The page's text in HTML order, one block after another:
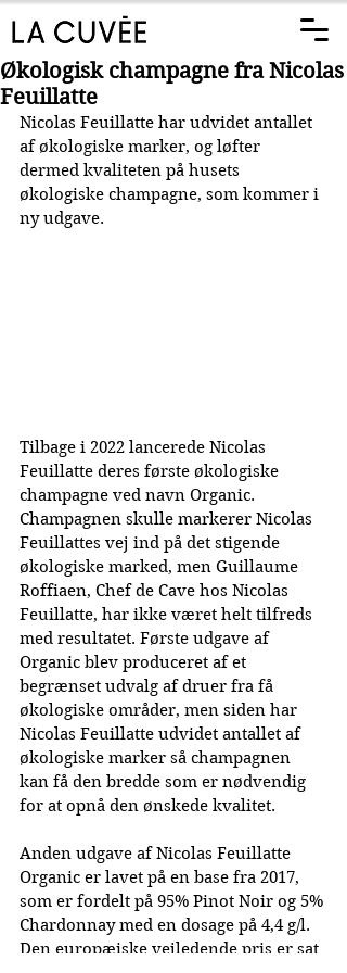
Økologisk champagne fra Nicolas
Feuillatte
Nicolas Feuillatte har udvidet antallet
af økologiske marker, og løfter
dermed kvaliteten på husets
økologiske champagne, som kommer i
ny udgave.
Tilbage i 2022 lancerede Nicolas
Feuillatte deres første økologiske
champagne ved navn Organic.
Champagnen skulle markerer Nicolas
Feuillattes vej ind på det stigende
økologiske marked, men Guillaume
Roffiaen, Chef de Cave hos Nicolas
Feuillatte, har ikke været helt tilfreds
med resultatet. Første udgave af
Organic blev produceret af et
begrænset udvalg af druer fra få
økologiske områder, men siden har
Nicolas Feuillatte udvidet antallet af
økologiske marker så champagnen
kan få den bredde som er nødvendig
for at opnå den ønskede kvalitet.
Anden udgave af Nicolas Feuillatte
Organic er lavet på en base fra 2017,
som er fordelt på 95% Pinot Noir og 5%
Chardonnay med en dosage på 4,4 g/l.
Den europæiske vejledende pris er sat